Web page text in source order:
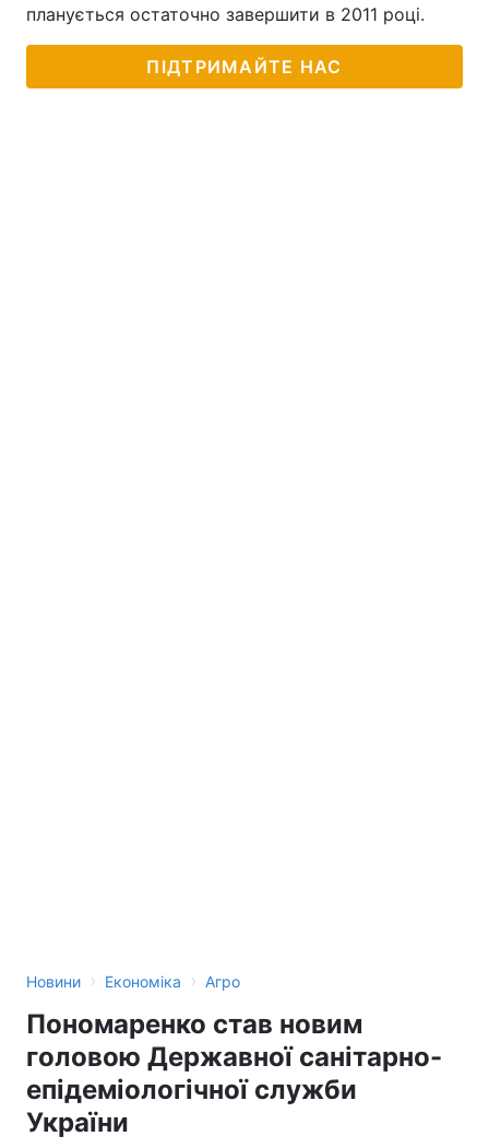
планується остаточно завершити в 2011 році.
ПІДТРИМАЙТЕ НАС
Новини › Економіка › Агро
Пономаренко став новим
головою Державної санітарно-
епідеміологічної служби
України